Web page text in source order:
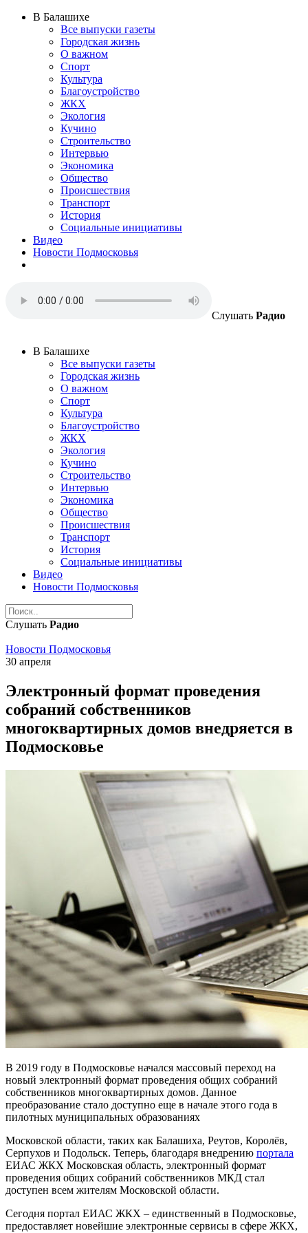
В Балашихе
Все выпуски газеты
Городская жизнь
О важном
Спорт
Культура
Благоустройство
ЖКХ
Экология
Кучино
Строительство
Интервью
Экономика
Общество
Происшествия
Транспорт
История
Социальные инициативы
Видео
Новости Подмосковья
Слушать Радио
В Балашихе
Все выпуски газеты
Городская жизнь
О важном
Спорт
Культура
Благоустройство
ЖКХ
Экология
Кучино
Строительство
Интервью
Экономика
Общество
Происшествия
Транспорт
История
Социальные инициативы
Видео
Новости Подмосковья
Слушать Радио
Новости Подмосковья
30 апреля
Электронный формат проведения
собраний собственников
многоквартирных домов внедряется в
Подмосковье
В 2019 году в Подмосковье начался массовый переход на
новый электронный формат проведения общих собраний
собственников многоквартирных домов. Данное
преобразование стало доступно еще в начале этого года в
пилотных муниципальных образованиях
Московской области, таких как Балашиха, Реутов, Королёв,
Серпухов и Подольск. Теперь, благодаря внедрению портала
ЕИАС ЖКХ Московская область, электронный формат
проведения общих собраний собственников МКД стал
доступен всем жителям Московской области.
Сегодня портал ЕИАС ЖКХ – единственный в Подмосковье,
предоставляет новейшие электронные сервисы в сфере ЖКХ,